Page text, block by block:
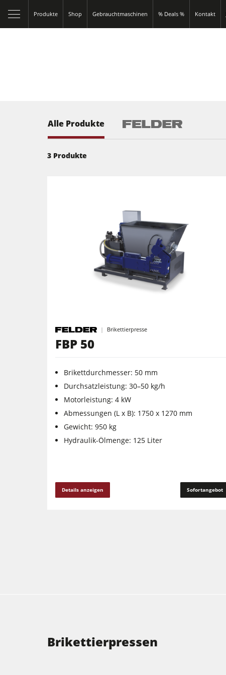
Produkte Shop Gebrauchtmaschinen % Deals % Kontakt
Kombimaschinen
Kantenanleimmaschinen
Langband- & Kantenschleifmaschinen
Bandsägen
Heizplattenpressen & Vakuumpressen
Automatisierung & Materialhandling
Alle Produkte
3 Produkte
Brikettierpresse
FBP 50
Brikettdurchmesser: 50 mm
Durchsatzleistung: 30–50 kg/h
Motorleistung: 4 kW
Abmessungen (L x B): 1750 x 1270 mm
Gewicht: 950 kg
Hydraulik-Ölmenge: 125 Liter
Details anzeigen Sofortangebot
Brikettierpressen